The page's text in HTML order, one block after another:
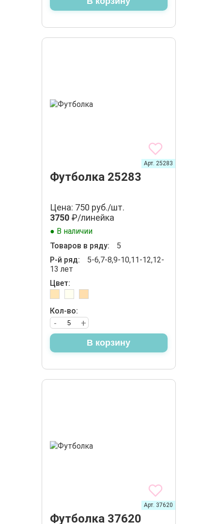
Футболка 25283
Арт. 25283
Цена: 750 руб./шт.
3750₽/линейка
● В наличии
Товаров в ряду:
5
Р-й ряд:
5-6,7-8,9-10,11-12,12-
13 лет
Цвет:
Кол-во:
+
-
В корзину
Футболка 37620
Арт. 37620